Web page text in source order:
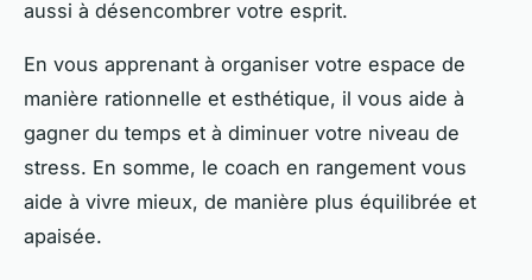
aussi à désencombrer votre esprit.
En vous apprenant à organiser votre espace de
manière rationnelle et esthétique, il vous aide à
gagner du temps et à diminuer votre niveau de
stress. En somme, le coach en rangement vous
aide à vivre mieux, de manière plus équilibrée et
apaisée.